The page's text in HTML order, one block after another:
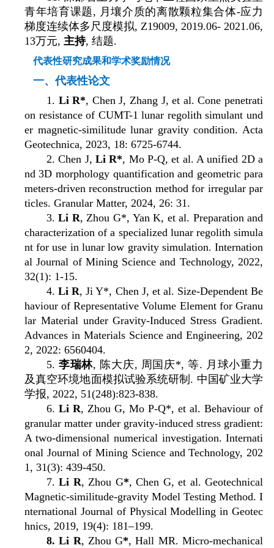
青年培育课题, 月壤介质的离散颗粒集合体-应力
梯度连续体多尺度模拟, Z19009, 2019.06- 2021.06,
13万元, 主持, 结题.
代表性研究成果和学术奖励情况
一、代表性论文
1. Li R*, Chen J, Zhang J, et al. Cone penetrati
on resistance of CUMT-1 lunar regolith simulant und
er magnetic-similitude lunar gravity condition. Acta
Geotechnica, 2023, 18: 6725-6744.
2. Chen J, Li R*, Mo P-Q, et al. A unified 2D a
nd 3D morphology quantification and geometric para
meters-driven reconstruction method for irregular par
ticles. Granular Matter, 2024, 26: 31.
3.Li R, Zhou G*, Yan K, et al. Preparation and
characterization of a specialized lunar regolith simula
nt for use in lunar low gravity simulation. Internation
al Journal of Mining Science and Technology, 2022,
32(1): 1-15.
4.Li R, Ji Y*, Chen J, et al. Size-Dependent Be
haviour of Representative Volume Element for Granu
lar Material under Gravity-Induced Stress Gradient.
Advances in Materials Science and Engineering, 202
2, 2022: 6560404.
5. 李瑞林, 陈大庆, 周国庆*,等. 月球小重力
及真空环境地面模拟试验系统研制 . 中国矿业大学
学报, 2022, 51(248):823-838.
6. Li R, Zhou G, Mo P-Q*, et al. Behaviour of
granular matter under gravity-induced stress gradient:
A two-dimensional numerical investigation. Internati
onal Journal of Mining Science and Technology, 202
1, 31(3): 439-450.
7.Li R, Zhou G*, Chen G, et al. Geotechnical
Magnetic-similitude-gravity Model Testing Method. I
nternational Journal of Physical Modelling in Geotec
hnics, 2019, 19(4): 181–199.
8. Li R, Zhou G*, Hall MR. Micro-mechanical